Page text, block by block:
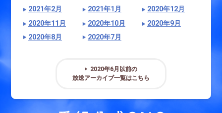
2021年2月
2021年1月
2020年12月
2020年11月
2020年10月
2020年9月
2020年8月
2020年7月
2020年6月以前の
放送アーカイブ一覧はこちら